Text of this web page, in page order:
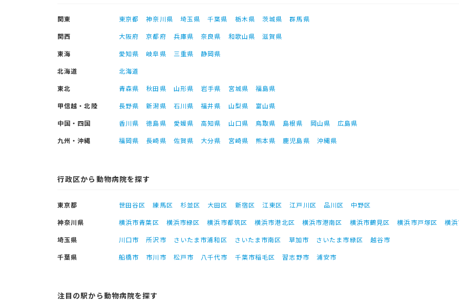
関東 東京都 神奈川県 埼玉県 千葉県 栃木県 茨城県
群馬県
関西
大阪府 京都府 兵庫県 奈良県 和歌山県
滋賀県
東海
愛知県 岐阜県 三重県
静岡県
北海道
北海道
東北
青森県 秋田県 山形県 岩手県 宮城県
福島県
甲信越・北陸
長野県 新潟県 石川県 福井県 山梨県
富山県
中国・四国
香川県 徳島県 愛媛県 高知県 山口県 鳥取県 島根県 岡山県
広島県
九州・沖縄
福岡県 長崎県 佐賀県 大分県 宮崎県 熊本県 鹿児島県 沖縄県
行政区から動物病院を探す
東京都 世田谷区 練馬区 杉並区 大田区 新宿区 江東区 江戸川区 品川区
中野区
神奈川県
横浜市青葉区 横浜市緑区 横浜市都筑区 横浜市港北区 横浜市港南区 横浜市鶴見区 横浜市戸塚区
横
埼玉県
川口市 所沢市 さいたま市浦和区 さいたま市南区 草加市 さいたま市緑区
越谷市
千葉県
船橋市 市川市 松戸市 八千代市 千葉市稲毛区 習志野市 浦安市
注目の駅から動物病院を探す